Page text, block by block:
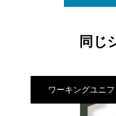
同じ
ワーキングユニフ